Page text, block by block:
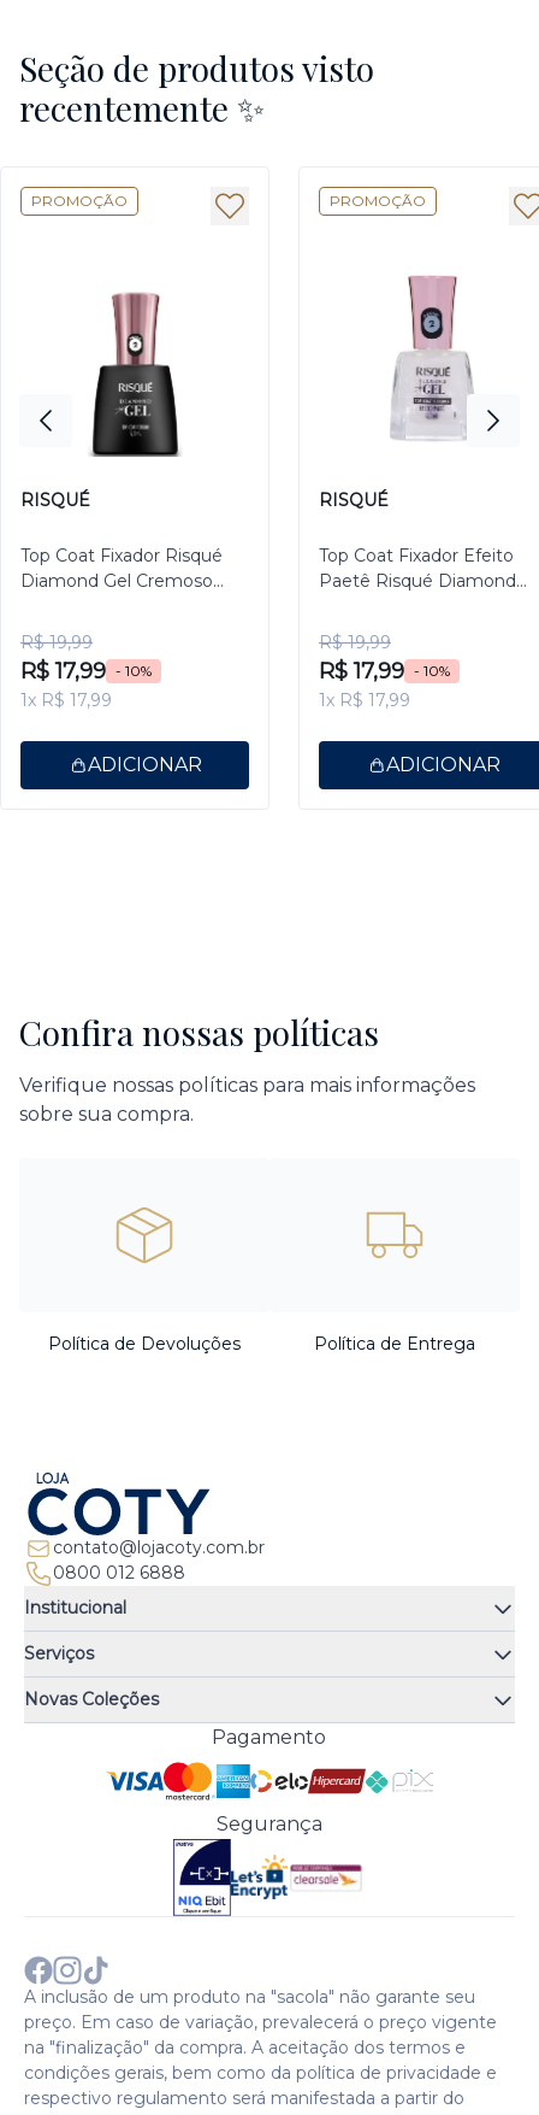
Seção de produtos visto
recentemente ✨
PROMOÇÃO
RISQUÉ
Top Coat Fixador Risqué
Diamond Gel Cremoso
R$ 19,99
R$ 17,99 - 10%
1x R$ 17,99
ADICIONAR
PROMOÇÃO
RISQUÉ
Top Coat Fixador Efeito
Paetê Risqué Diamond
R$ 19,99
R$ 17,99 - 10%
1x R$ 17,99
ADICIONAR
Confira nossas políticas
Verifique nossas políticas para mais informações
sobre sua compra.
Política de Devoluções Política de Entrega
contato@lojacoty.com.br
0800 012 6888
Institucional
Quem somos
Quiz de fragrâncias
Trocas e Devoluções
Troque Fácil
Perguntas Frequentes
Política de Pagamento
Política de Entrega
Política de Privacidade
Comprar com CNPJ?
Sobre a COTY no mundo
Serviços
Atendimento
Meus Pedidos
Trabalhe Conosco
Preferências de Cookies
Novas Coleções
Cenoura & Bronze
Pagamento
Segurança
A inclusão de um produto na "sacola" não garante seu
preço. Em caso de variação, prevalecerá o preço vigente
na "finalização" da compra. A aceitação dos termos e
condições gerais, bem como da política de privacidade e
respectivo regulamento será manifestada a partir do